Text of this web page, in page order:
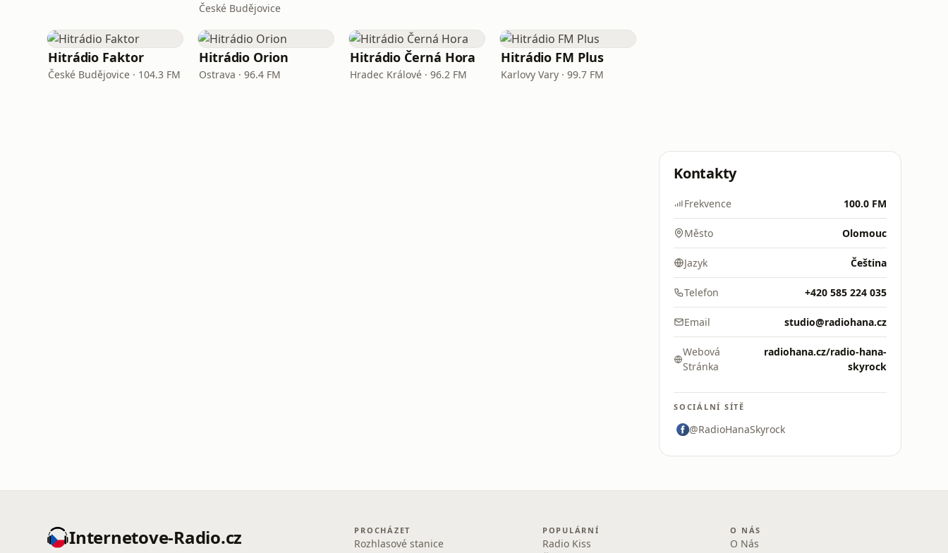
České Budějovice
Hitrádio Faktor
České Budějovice · 104.3 FM
Hitrádio Orion
Ostrava · 96.4 FM
Hitrádio Černá Hora
Hradec Králové · 96.2 FM
Hitrádio FM Plus
Karlovy Vary · 99.7 FM
Kontakty
Frekvence 100.0 FM
Město Olomouc
Jazyk Čeština
Telefon +420 585 224 035
Email studio@radiohana.cz
Webová
Stránka
radiohana.cz/radio-hana-
skyrock
SOCIÁLNÍ SÍTĚ
@RadioHanaSkyrock
Internetove-Radio.cz PROCHÁZET
Rozhlasové stanice
POPULÁRNÍ
Radio Kiss
O NÁS
O Nás